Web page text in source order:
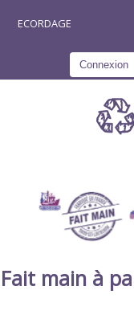
Connexion
Fait main à